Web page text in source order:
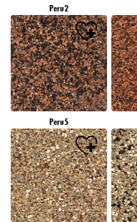
Peru2
Peru5